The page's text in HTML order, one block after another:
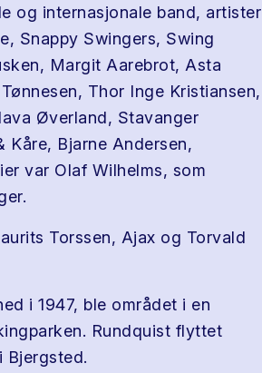
og internasjonale band, artister
Snappy Swingers, Swing
Margit Aarebrot, Asta
Thor Inge Kristiansen,
Øverland, Stavanger
Kåre, Bjarne Andersen,
var Olaf Wilhelms, som
Torssen, Ajax og Torvald
i 1947, ble området i en
Rundquist flyttet
Bjergsted.